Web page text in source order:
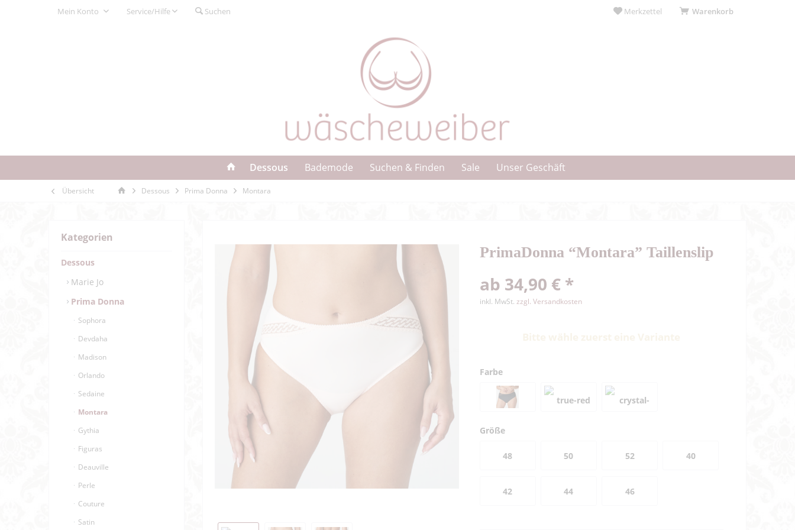
Warenkorb
Merkzettel
Mein Konto Service/Hilfe Suchen
Dessous Bademode Suchen & Finden Sale Unser Geschäft
Übersicht Dessous Prima Donna Montara
Kategorien
Dessous
Marie Jo
Prima Donna
Sophora
Devdaha
Madison
Orlando
Sedaine
Montara
Gythia
Figuras
Deauville
Perle
Couture
Satin
PrimaDonna “Montara” Taillenslip
ab 34,90 € *
inkl. MwSt. zzgl. Versandkosten
Farbe
Größe
48 50 52 40
42 44 46